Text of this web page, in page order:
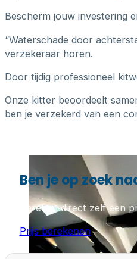
Bescherm jouw investering
“Waterschade door
verzekeraar horen.
Door tijdig professioneel
Onze kitter beoordeelt
ben je verzekerd van een
Ben je op zoek
Bereken direct zelf een
Prijs berekenen